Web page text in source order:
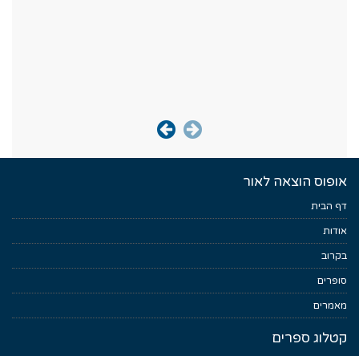
אופוס הוצאה לאור
דף הבית
אודות
בקרוב
סופרים
מאמרים
קטלוג ספרים